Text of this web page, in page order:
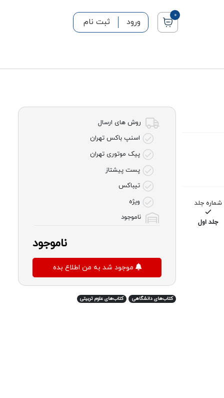
0
ورود ثبت نام
شماره جلد
جلد اول
تعداد صفحات
618
روش های ارسال
اسنپ باکس تهران
پیک موتوری تهران
پست پیشتاز
تیباکس
ویژه
ناموجود
ناموجود
کتاب‌های دانشگاهی کتاب‌های علوم تربیتی